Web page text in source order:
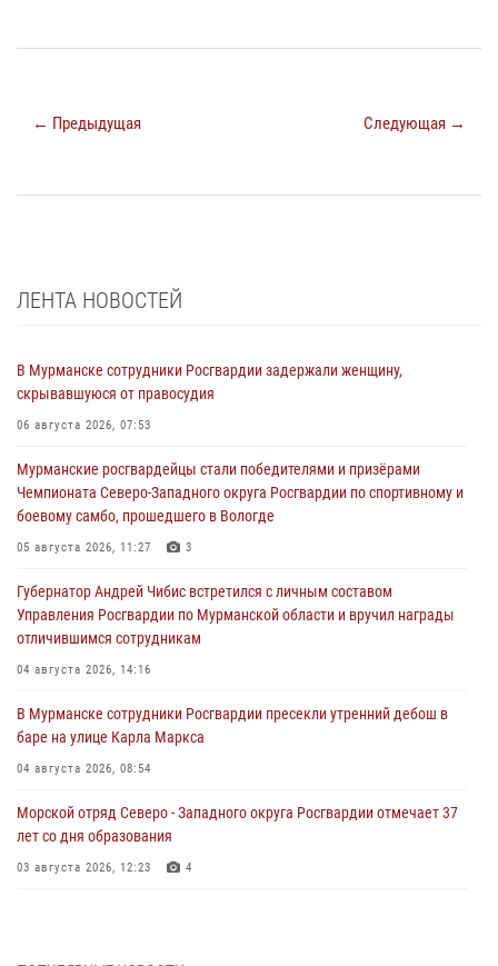
← Предыдущая Следующая →
ЛЕНТА НОВОСТЕЙ
В Мурманске сотрудники Росгвардии задержали женщину,
скрывавшуюся от правосудия
06 августа 2026, 07:53
Мурманские росгвардейцы стали победителями и призёрами
Чемпионата Северо-Западного округа Росгвардии по спортивному и
боевому самбо, прошедшего в Вологде
05 августа 2026, 11:27 3
Губернатор Андрей Чибис встретился с личным составом
Управления Росгвардии по Мурманской области и вручил награды
отличившимся сотрудникам
04 августа 2026, 14:16
В Мурманске сотрудники Росгвардии пресекли утренний дебош в
баре на улице Карла Маркса
04 августа 2026, 08:54
Морской отряд Северо - Западного округа Росгвардии отмечает 37
лет со дня образования
03 августа 2026, 12:23 4